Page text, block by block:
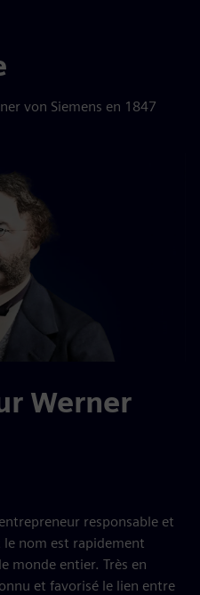
von Siemens en 1847
Werner
responsable et
nom est rapidement
monde entier. Très en
et favorisé le lien entre